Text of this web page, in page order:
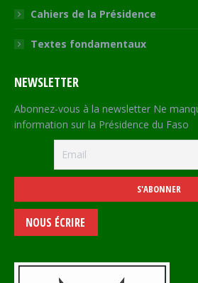
Cahiers de la Présidence
Textes fondamentaux
NEWSLETTER
Abonnez-vous à la newsletter Ne
information sur la Présidence du Faso
NOUS ÉCRIRE